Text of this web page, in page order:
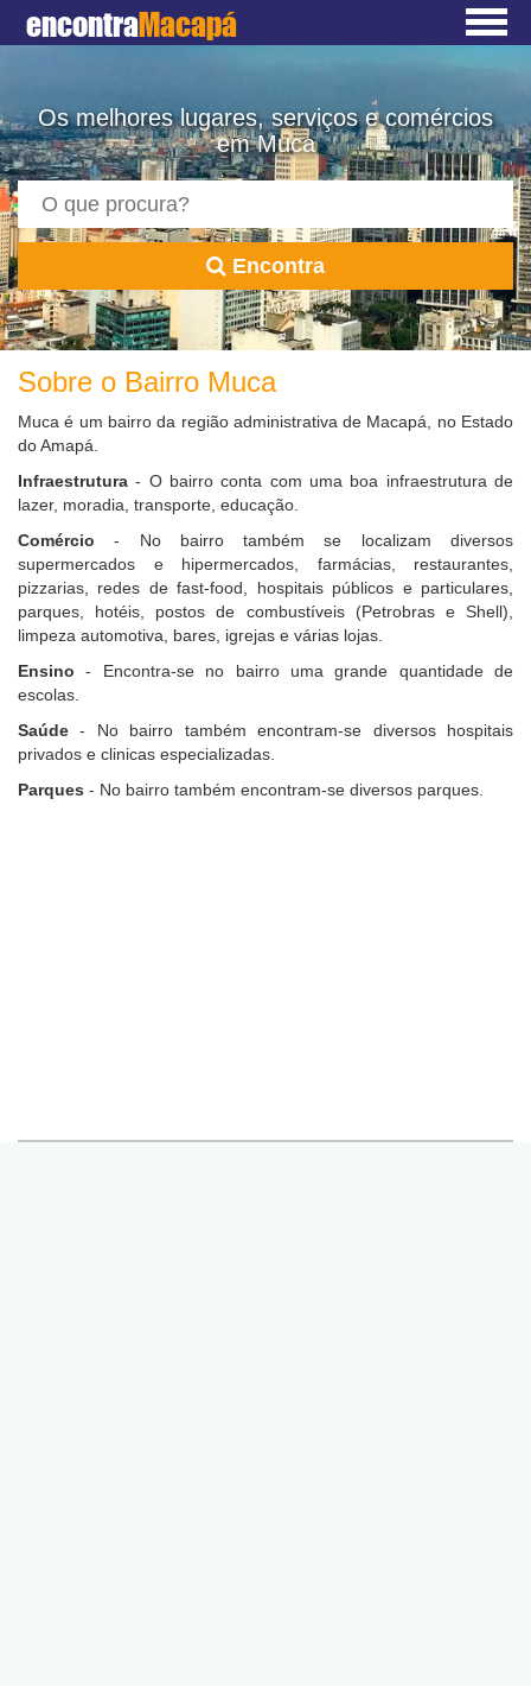
encontraMacapá
Os melhores lugares, serviços e comércios
em Muca
Encontra
Sobre o Bairro Muca
Muca é um bairro da região administrativa de Macapá, no Estado
do Amapá.
Infraestrutura - O bairro conta com uma boa infraestrutura de
lazer, moradia, transporte, educação.
Comércio - No bairro também se localizam diversos
supermercados e hipermercados, farmácias, restaurantes,
pizzarias, redes de fast-food, hospitais públicos e particulares,
parques, hotéis, postos de combustíveis (Petrobras e Shell),
limpeza automotiva, bares, igrejas e várias lojas.
Ensino - Encontra-se no bairro uma grande quantidade de
escolas.
Saúde - No bairro também encontram-se diversos hospitais
privados e clinicas especializadas.
Parques - No bairro também encontram-se diversos parques.